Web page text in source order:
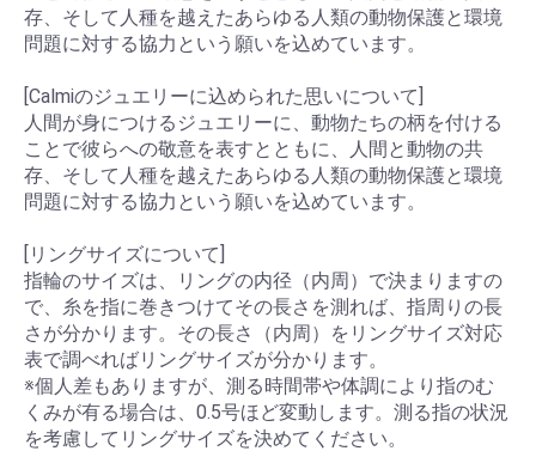
存、そして人種を越えたあらゆる人類の動物保護と環境
問題に対する協力という願いを込めています。
[Calmiのジュエリーに込められた思いについて]
人間が身につけるジュエリーに、動物たちの柄を付ける
ことで彼らへの敬意を表すとともに、人間と動物の共
存、そして人種を越えたあらゆる人類の動物保護と環境
問題に対する協力という願いを込めています。
[リングサイズについて]
指輪のサイズは、リングの内径（内周）で決まりますの
で、糸を指に巻きつけてその長さを測れば、指周りの長
さが分かります。その長さ（内周）をリングサイズ対応
表で調べればリングサイズが分かります。
※個人差もありますが、測る時間帯や体調により指のむ
くみが有る場合は、0.5号ほど変動します。測る指の状況
を考慮してリングサイズを決めてください。